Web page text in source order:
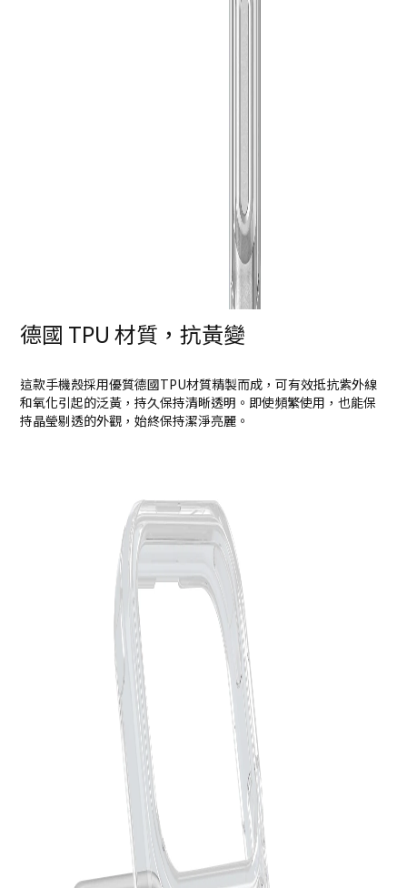
德國 TPU 材質，抗黃變
這款手機殼採用優質德國TPU材質精製而成，可有效抵抗紫外線
和氧化引起的泛黃，持久保持清晰透明。即使頻繁使用，也能保
持晶瑩剔透的外觀，始終保持潔淨亮麗。